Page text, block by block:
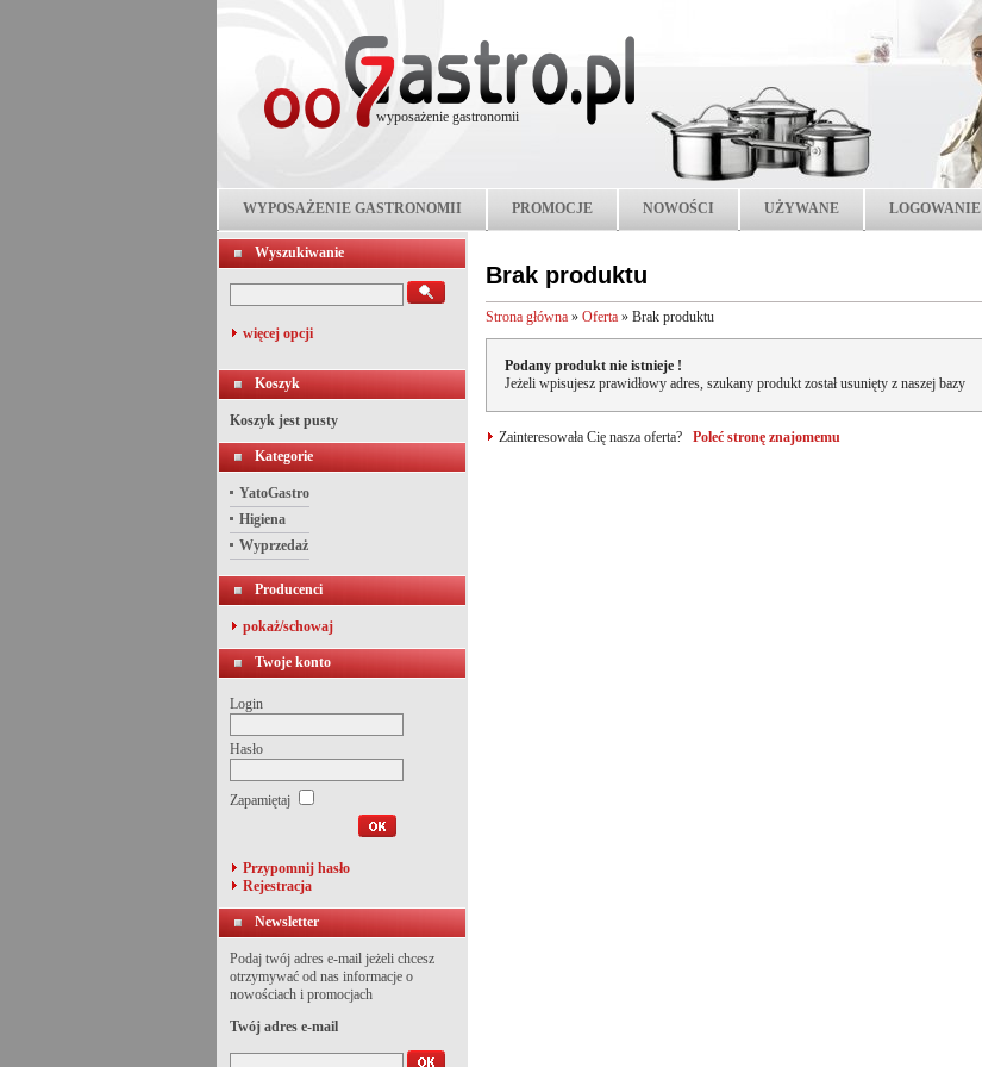
wyposażenie gastronomii
WYPOSAŻENIE GASTRONOMII PROMOCJE NOWOŚCI UŻYWANE LOGOWANIE
Wyszukiwanie
więcej opcji
Koszyk
Koszyk jest pusty
Kategorie
YatoGastro
Higiena
Wyprzedaż
Producenci
pokaż/schowaj
Twoje konto
Login
Hasło
Zapamiętaj
Przypomnij hasło
Rejestracja
Newsletter
Podaj twój adres e-mail jeżeli chcesz
otrzymywać od nas informacje o
nowościach i promocjach
Twój adres e-mail
Brak produktu
Strona główna » Oferta » Brak produktu
Podany produkt nie istnieje !
Jeżeli wpisujesz prawidłowy adres, szukany produkt został usunięty z naszej bazy
Zainteresowała Cię nasza oferta? Poleć stronę znajomemu